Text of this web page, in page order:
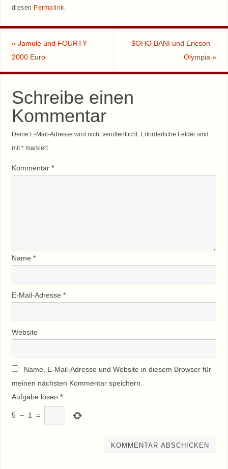
diesen Permalink
« Jamule und FOURTY –
2000 Euro
$OHO BANI und Ericson –
Olympia»
Schreibe einen
Kommentar
Deine E-Mail-Adresse wird nicht veröffentlicht. Erforderliche Felder sind
mit *markiert
Kommentar *
Name *
E-Mail-Adresse *
Website
Name, E-Mail-Adresse und Website in diesem Browser für
meinen nächsten Kommentar speichern.
Aufgabe lösen *
5 − 1 =